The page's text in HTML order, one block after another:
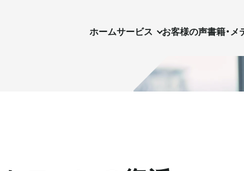
ホームサービス お客様の声書籍・メ
ホーム サービス お客様の声書籍・メデ